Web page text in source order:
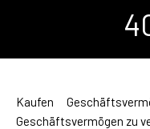
Kaufen
Geschäftsvermögen zu